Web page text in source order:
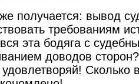
получается: вывод
требованиям
эта бодяга с
доводов
удовлетворяй! Сколько